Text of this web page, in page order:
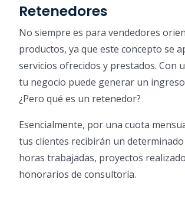
Retenedores
No siempre es para vendedores
productos, ya que este concepto se
servicios ofrecidos y prestados. Con
tu negocio puede generar un
¿Pero qué es un retenedor?
Esencialmente, por una cuota
tus clientes recibirán un
horas trabajadas, proyectos
honorarios de consultoría.